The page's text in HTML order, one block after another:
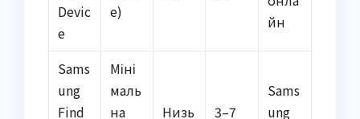
Devic
e
e)
йн
Sams
ung
Find
Міні
маль
на
Низь
3–7
Sams
ung